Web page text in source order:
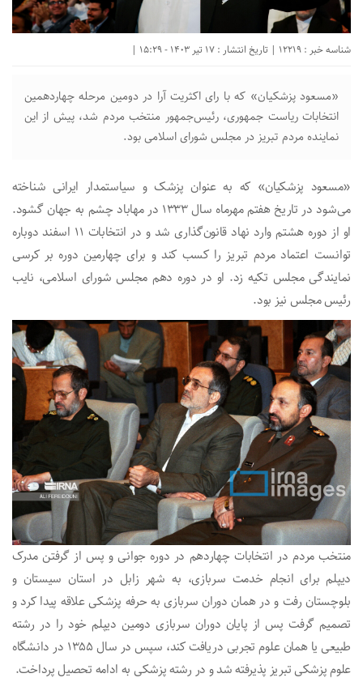
شناسه خبر : 12219 | تاریخ انتشار : 17 تیر 1403 - 15:29 |
«مسعود پزشکیان» که با رای اکثریت آرا در دومین مرحله چهاردهمین
انتخابات ریاست جمهوری، رئیس‌جمهور منتخب مردم شد، پیش از این
نماینده مردم تبریز در مجلس شورای اسلامی بود.
«مسعود پزشکیان» که به عنوان پزشک و سیاستمدار ایرانی شناخته
می‌شود در تاریخ هفتم مهرماه سال ۱۳۳۳ در مهاباد چشم به جهان گشود.
او از دوره هشتم وارد نهاد قانون‌گذاری شد و در انتخابات ۱۱ اسفند دوباره
توانست اعتماد مردم تبریز را کسب کند و برای چهارمین دوره بر کرسی
نمایندگی مجلس تکیه زد. او در دوره دهم مجلس شورای اسلامی، نایب
رئیس مجلس نیز بود.
منتخب مردم در انتخابات چهاردهم در دوره جوانی و پس از گرفتن مدرک
دیپلم برای انجام خدمت سربازی، به شهر زابل در استان سیستان و
بلوچستان رفت و در همان دوران سربازی به حرفه پزشکی علاقه پیدا کرد و
تصمیم گرفت پس از پایان دوران سربازی دومین دیپلم خود را در رشته
طبیعی یا همان علوم تجربی دریافت کند، سپس در سال ۱۳۵۵ در دانشگاه
علوم پزشکی تبریز پذیرفته شد و در رشته پزشکی به ادامه تحصیل پرداخت.